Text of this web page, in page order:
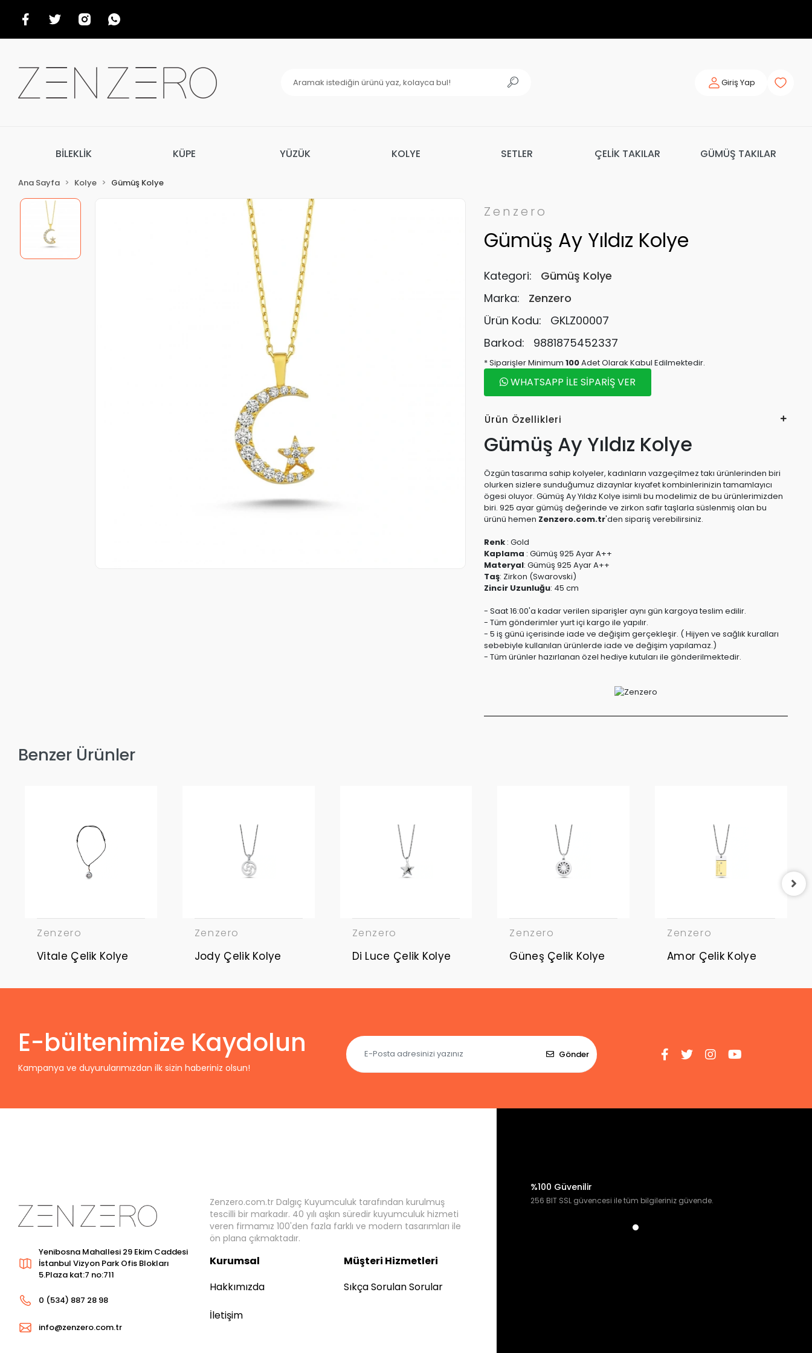
Giriş Yap
BİLEKLİK KÜPE YÜZÜK KOLYE SETLER ÇELİK TAKILAR GÜMÜŞ TAKILAR
Ana Sayfa Kolye Gümüş Kolye
Zenzero
Gümüş Ay Yıldız Kolye
Kategori:
Gümüş Kolye
Marka:
Zenzero
Ürün Kodu:
GKLZ00007
Barkod:
9881875452337
* Siparişler Minimum 100Adet Olarak Kabul Edilmektedir.
WHATSAPP İLE SİPARİŞ VER
Ürün Özellikleri
Gümüş Ay Yıldız Kolye
Özgün tasarıma sahip kolyeler, kadınların vazgeçilmez takı ürünlerinden biri
olurken sizlere sunduğumuz dizaynlar kıyafet kombinlerinizin tamamlayıcı
ögesi oluyor. Gümüş Ay Yıldız Kolye isimli bu modelimiz de bu ürünlerimizden
biri. 925 ayar gümüş değerinde ve zirkon safir taşlarla süslenmiş olan bu
ürünü hemen Zenzero.com.tr'den sipariş verebilirsiniz.
Renk: Gold
Kaplama : Gümüş 925 Ayar A++
Materyal: Gümüş 925 Ayar A++
Taş: Zirkon (Swarovski)
Zincir Uzunluğu: 45 cm
- Saat 16:00'a kadar verilen siparişler aynı gün kargoya teslim edilir.
- Tüm gönderimler yurt içi kargo ile yapılır.
- 5 iş günü içerisinde iade ve değişim gerçekleşir. ( Hijyen ve sağlık kuralları
sebebiyle kullanılan ürünlerde iade ve değişim yapılamaz.)
- Tüm ürünler hazırlanan özel hediye kutuları ile gönderilmektedir.
Benzer Ürünler
Zenzero
Vitale Çelik Kolye
Zenzero
Jody Çelik Kolye
Zenzero
Di Luce Çelik Kolye
Zenzero
Güneş Çelik Kolye
Zenzero
Amor Çelik Kolye
E-bültenimize Kaydolun
Kampanya ve duyurularımızdan ilk sizin haberiniz olsun!
Gönder
Yenibosna Mahallesi 29 Ekim Caddesi
İstanbul Vizyon Park Ofis Blokları
5.Plaza kat:7 no:711
0 (534) 887 28 98
info@zenzero.com.tr
Zenzero.com.tr Dalgıç Kuyumculuk tarafından kurulmuş
tescilli bir markadır. 40 yılı aşkın süredir kuyumculuk hizmeti
veren firmamız 100'den fazla farklı ve modern tasarımları ile
ön plana çıkmaktadır.
Kurumsal
Hakkımızda
İletişim
Müşteri Hizmetleri
Sıkça Sorulan Sorular
%100 Güvenilir
256 BIT SSL güvencesi ile tüm bilgileriniz güvende.